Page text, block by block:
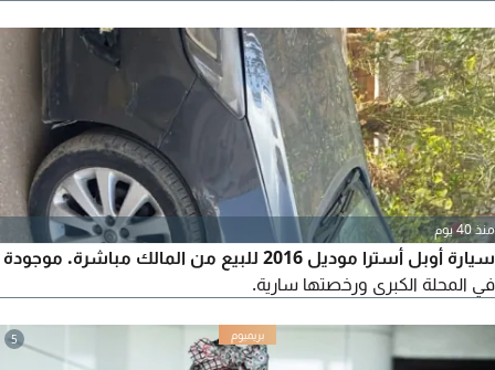
منذ 40 يوم
سيارة أوبل أسترا موديل 2016 للبيع من المالك مباشرة. موجودة
في المحلة الكبرى ورخصتها سارية.
5